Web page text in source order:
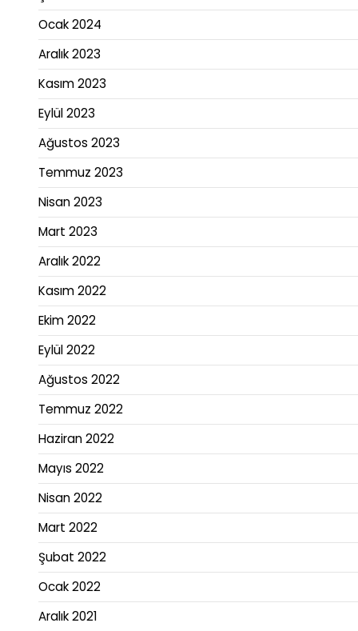
Ocak 2024
Aralık 2023
Kasım 2023
Eylül 2023
Ağustos 2023
Temmuz 2023
Nisan 2023
Mart 2023
Aralık 2022
Kasım 2022
Ekim 2022
Eylül 2022
Ağustos 2022
Temmuz 2022
Haziran 2022
Mayıs 2022
Nisan 2022
Mart 2022
Şubat 2022
Ocak 2022
Aralık 2021